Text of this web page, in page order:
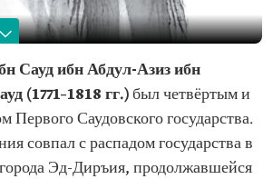
ибн Абдул-Азиз Аль Сауд
Абдулла ибн Сауд ибн Абдул-Азиз ибн
ибн Сауд
и последний имам Первого
Саудовского государства
Сауд ибн Абдул-Азиз ибн
(1771–1818 гг.)был четвёртым и
Первого Саудовского государства.
совпал с распадом государства в
города Эд-Диръия, продолжавшейся